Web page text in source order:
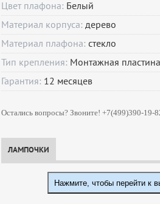
Цвет плафона: Белый
Материал корпуса:дерево
Материал плафона:стекло
Тип крепления: Монтажная пластина
Гарантия: 12 месяцев
Остались вопросы? Звоните! +7(499)390-19-
ЛАМПОЧКИ
Нажмите, чтобы перейти к